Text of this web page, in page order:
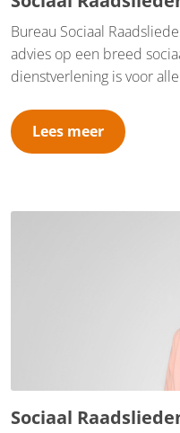
Bureau Sociaal
advies op een breed
dienstverlening is voor
dienstverlening bestaat
dienstverlening, zoals
bezwaarschriften. Bureau Sociaal Raadslieden Duiven is
vrijwilligers van de
Schuldhulpmaatje of
Lees meer
Sociaal